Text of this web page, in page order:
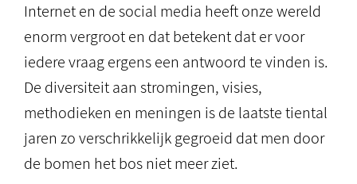
Internet en de social media heeft onze wereld
enorm vergroot en dat betekent dat er voor
iedere vraag ergens een antwoord te vinden is.
De diversiteit aan stromingen, visies,
methodieken en meningen is de laatste tiental
jaren zo verschrikkelijk gegroeid dat men door
de bomen het bos niet meer ziet.